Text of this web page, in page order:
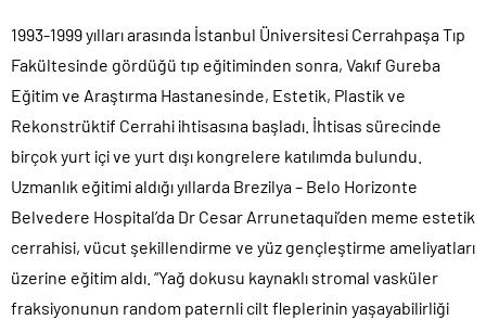
1993-1999 yılları arasında İstanbul Üniversitesi Cerrahpaşa Tıp
Fakültesinde gördüğü tıp eğitiminden sonra, Vakıf Gureba
Eğitim ve Araştırma Hastanesinde, Estetik, Plastik ve
Rekonstrüktif Cerrahi ihtisasına başladı. İhtisas sürecinde
birçok yurt içi ve yurt dışı kongrelere katılımda bulundu.
Uzmanlık eğitimi aldığı yıllarda Brezilya – Belo Horizonte
Belvedere Hospital’da Dr Cesar Arrunetaqui’den meme estetik
cerrahisi, vücut şekillendirme ve yüz gençleştirme ameliyatları
üzerine eğitim aldı. “Yağ dokusu kaynaklı stromal vasküler
fraksiyonunun random paternli cilt fleplerinin yaşayabilirliği